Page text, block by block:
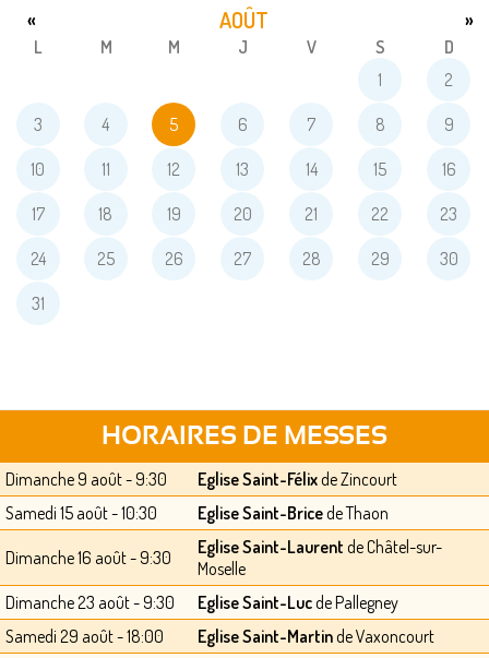
AOÛT
« »
L M M J V S
D
1
2
3 4 5 6 7 8 9
10 11 12 13 14 15 16
17 18 19 20 21 22 23
24 25 26 27 28 29 30
31
HORAIRES DE MESSES
Dimanche 9 août - 9:30 Eglise Saint-Félixde Zincourt
Samedi 15 août - 10:30
Eglise Saint-Bricede Thaon
Dimanche 16 août - 9:30 Eglise Saint-Laurent de Châtel-sur-
Moselle
Dimanche 23 août - 9:30
Eglise Saint-Lucde Pallegney
Samedi 29 août - 18:00
Eglise Saint-Martinde Vaxoncourt